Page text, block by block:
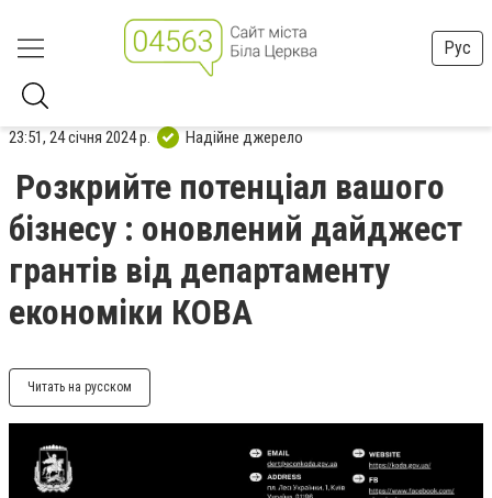
Рус
23:51, 24 січня 2024 р. Надійне джерело
Розкрийте потенціал вашого
бізнесу : оновлений дайджест
грантів від департаменту
економіки КОВА
Читать на русском